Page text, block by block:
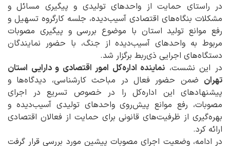
در راستای حمایت از واحدهای تولیدی و پیگیری مسائل و
مشکلات بنگاه‌های اقتصادی آسیب‌دیده، جلسه کارگروه تسهیل و
رفع موانع تولید استان با موضوع بررسی و پیگیری مصوبات
مربوط به واحدهای آسیب‌دیده از جنگ، با حضور نمایندگان
دستگاه‌های اجرایی ذی‌ربط برگزار شد.
در این نشست، نماینده اداره‌کل امور اقتصادی و دارایی استان
تهران ضمن حضور فعال در مباحث کارشناسی، دیدگاه‌ها و
پیشنهادهای این اداره‌کل را در خصوص تسریع در اجرای
مصوبات، رفع موانع پیش‌روی واحدهای تولیدی آسیب‌دیده و
بهره‌گیری از ظرفیت‌های قانونی برای حمایت از فعالان اقتصادی
ارائه کرد.
در ادامه، وضعیت اجرای مصوبات پیشین مورد بررسی قرار گرفت